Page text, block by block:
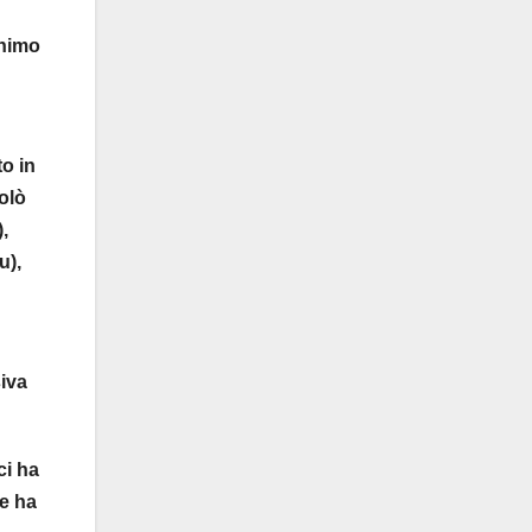
in
ha
ha